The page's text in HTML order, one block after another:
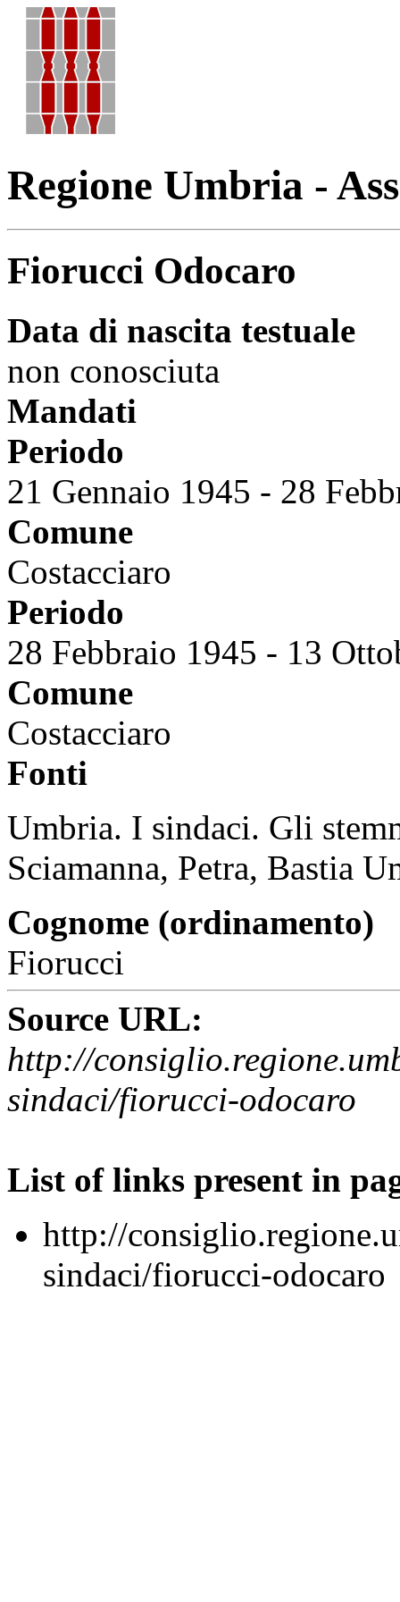
Regione Umbria -
Fiorucci Odocaro
Data di nascita testuale
non conosciuta
Mandati
Periodo
21 Gennaio 1945 - 28
Comune
Costacciaro
Periodo
28 Febbraio 1945 - 13
Comune
Costacciaro
Fonti
Umbria. I sindaci. Gli
Sciamanna, Petra, Bastia
Cognome (ordinamento)
Fiorucci
Source URL:
http://
sindaci/fiorucci-odocaro
List of links present in
http://
sindaci/fiorucci-odocaro